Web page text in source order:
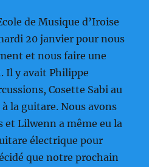
de Musique d’Iroise
20 janvier pour nous
et nous faire une
Il y avait Philippe
Cosette Sabi au
la guitare. Nous avons
et Lilwenn a même eu la
électrique pour
que notre prochain